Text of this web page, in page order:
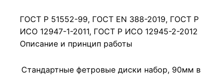
ГОСТ Р 51552-99, ГОСТ EN 388-2019, ГОСТ Р
ИСО 12947-1-2011, ГОСТ Р ИСО 12945-2-2012
Описание и принцип работы
Стандартные фетровые диски набор, 90мм в